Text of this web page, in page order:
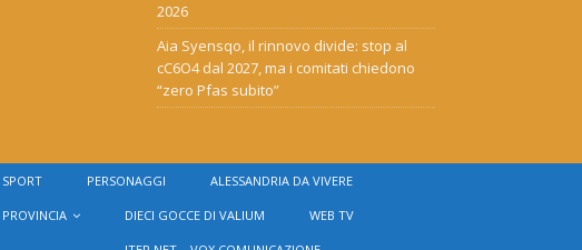
2026
Aia Syensqo, il rinnovo divide: stop al
cC6O4 dal 2027, ma i comitati chiedono
“zero Pfas subito”
SPORT PERSONAGGI ALESSANDRIA DA VIVERE
PROVINCIA DIECI GOCCE DI VALIUM WEB TV